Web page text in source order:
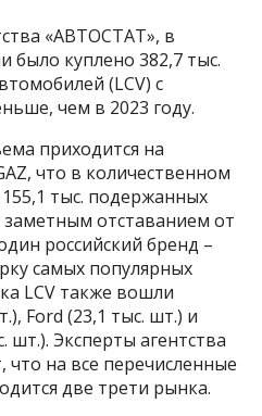
«АВТОСТАТ», в
было куплено 382,7 тыс.
(LCV) с
чем в 2023 году.
приходится на
что в количественном
тыс. подержанных
заметным отставанием от
российский бренд –
самых популярных
LCV также вошли
Ford (23,1 тыс. шт.) и
шт.). Эксперты агентства
на все перечисленные
две трети рынка.